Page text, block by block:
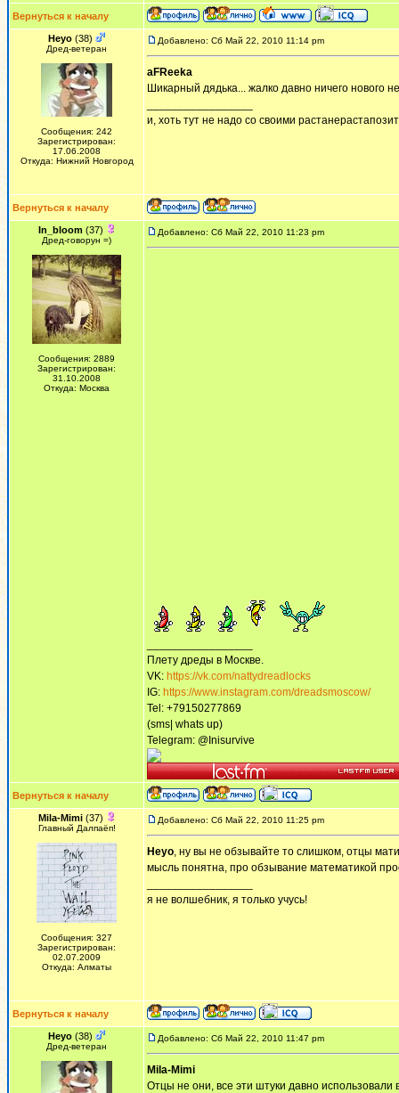
Вернуться к началу
Heyo (38)
Дред-ветеран
Сообщения: 242
Зарегистрирован:
17.06.2008
Откуда: Нижний Новгород
Добавлено: Сб Май 22, 2010 11:14 pm
aFReeka
Шикарный дядька... жалко давно ничего нового
и, хоть тут не надо со своими
Вернуться к началу
In_bloom(37)
Дред-говорун =)
Сообщения: 2889
Зарегистрирован:
31.10.2008
Откуда: Москва
Добавлено: Сб Май 22, 2010 11:23 pm
Плету дреды в Москве.
VK: https://vk.com/nattydreadlocks
IG: https://www.instagram.com/dreadsmoscow/
Tel: +79150277869
(sms| whats up)
Telegram: @Inisurvive
Вернуться к началу
Mila-Mimi(37)
Главный Далпаёп!
Сообщения: 327
Зарегистрирован:
02.07.2009
Откуда: Алматы
Добавлено: Сб Май 22, 2010 11:25 pm
Heyo, ну вы не обзывайте то слишком, отцы
мысль понятна, про обзывание математикой
я не волшебник, я только учусь!
Вернуться к началу
Heyo (38)
Дред-ветеран
Добавлено: Сб Май 22, 2010 11:47 pm
Mila-Mimi
Отцы не они, все эти штуки давно использовали